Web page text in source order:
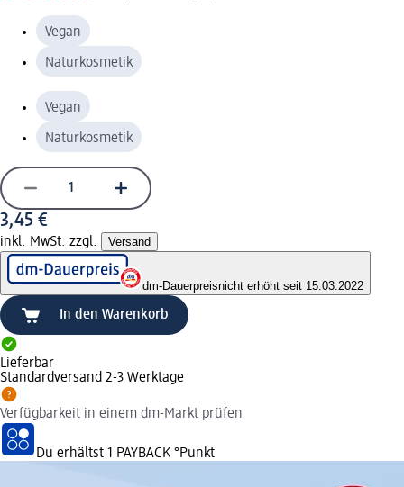
Vegan
Naturkosmetik
Vegan
Naturkosmetik
3,45 €
inkl. MwSt. zzgl. Versand
dm-Dauerpreisnicht erhöht seit 15.03.2022
In den Warenkorb
Lieferbar
Standardversand 2-3 Werktage
Verfügbarkeit in einem dm-Markt prüfen
Du erhältst 1 PAYBACK °Punkt